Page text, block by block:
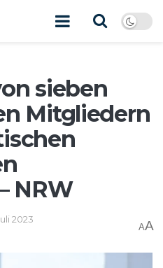
sieben
Mitgliedern
NRW
2023
AA